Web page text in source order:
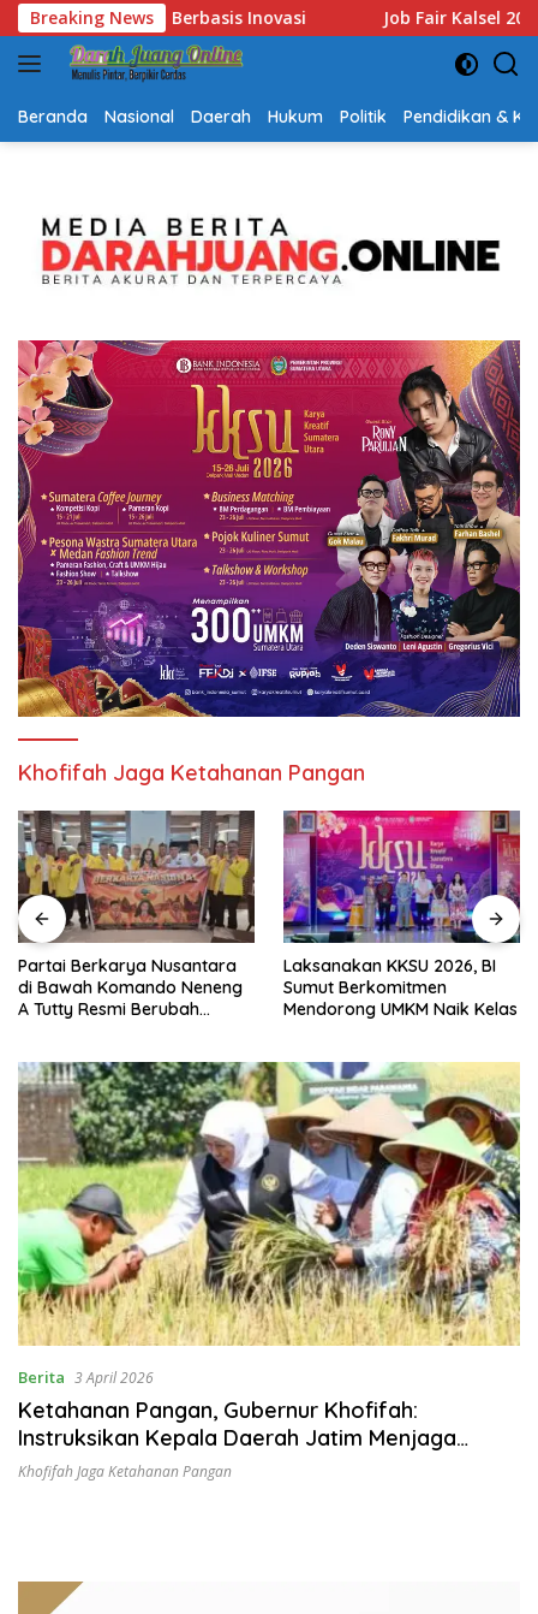
Langsung
ke
konten
Breaking News
Kalsel 2026 Dibuka, Sediakan Hampir 2.000 Lowongan Kerja
Beranda Nasional Daerah Hukum Politik Pendidikan &
Khofifah Jaga Ketahanan Pangan
Partai Berkarya Nusantara
di Bawah Komando Neneng
A Tutty Resmi Berubah
Laksanakan KKSU 2026, BI
Sumut Berkomitmen
Mendorong UMKM Naik Kelas
Berita 3 April 2026
Ketahanan Pangan, Gubernur Khofifah:
Instruksikan Kepala Daerah Jatim Menjaga
Produksi Pertanian
Khofifah Jaga Ketahanan Pangan